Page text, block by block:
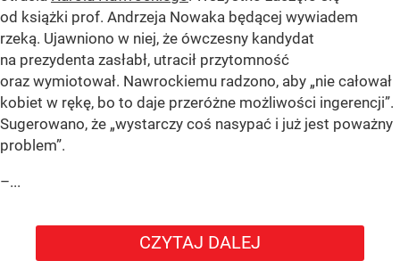
od książki prof. Andrzeja Nowaka będącej wywiadem
rzeką. Ujawniono w niej, że ówczesny kandydat
na prezydenta zasłabł, utracił przytomność
oraz wymiotował. Nawrockiemu radzono, aby „nie całował
kobiet w rękę, bo to daje przeróżne możliwości ingerencji”.
Sugerowano, że „wystarczy coś nasypać i już jest poważny
problem”.
–...
CZYTAJ DALEJ